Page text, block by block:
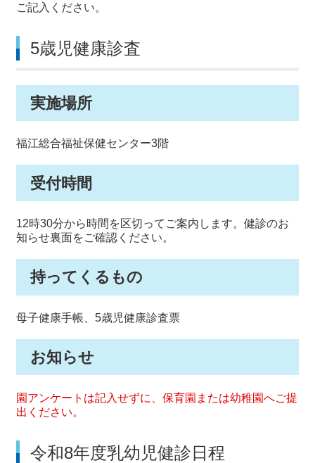
ご記入ください。
5歳児健康診査
実施場所
福江総合福祉保健センター3階
受付時間
12時30分から時間を区切ってご案内します。健診のお
知らせ裏面をご確認ください。
持ってくるもの
母子健康手帳、5歳児健康診査票
お知らせ
園アンケートは記入せずに、保育園または幼稚園へご提
出ください。
令和8年度乳幼児健診日程